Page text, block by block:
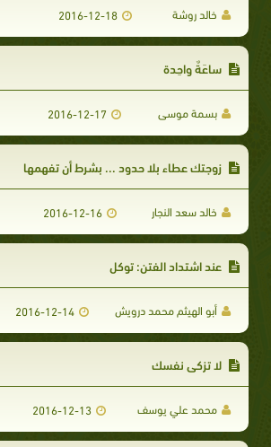
خالد روشة 2016-12-18
ساعَةٌ واحِدة
بسمة موسى 2016-12-17
زوجتك عطاء بلا حدود ... بشرط أن تفهمها
خالد سعد النجار 2016-12-16
عند اشتداد الفتن: توكل
أبو الهيثم محمد درويش 2016-12-14
لا تزكي نفسك
محمد علي يوسف 2016-12-13